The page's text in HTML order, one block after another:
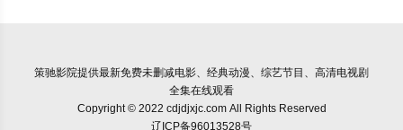
策驰影院提供最新免费未删减电影、经典动漫、综艺节目、高清电视剧
全集在线观看
Copyright © 2022 cdjdjxjc.com All Rights Reserved
辽ICP备96013528号